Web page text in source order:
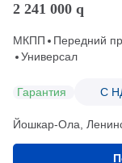
2 241 000 q
МКПП Передний
Универсал
Гарантия С
Йошкар-Ола,